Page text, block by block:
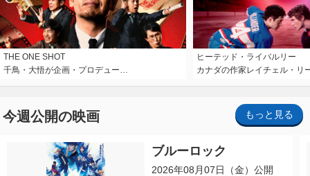
THE ONE SHOT
千鳥・大悟が企画・プロデュー…
ヒーテッド・ライバルリー
カナダの作家レイチェル・リ
今週公開の映画 もっと見る
ブルーロック
2026年08月07日（金）公開